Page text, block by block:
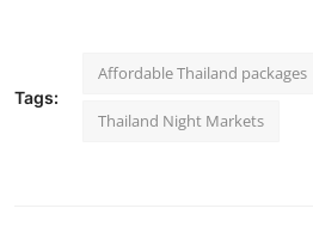
Tags:
Affordable Thailand packages
Thailand Night Markets